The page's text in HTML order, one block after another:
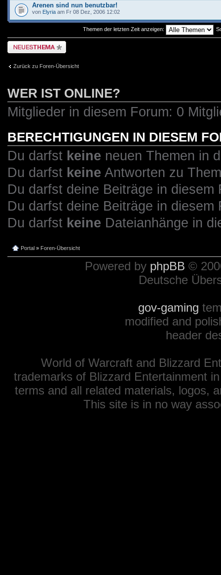
Arenen sind nun benutzbar!
von Elyria am Fr 08 Dez, 2006 12:02
Themen der letzten Zeit anzeigen:
Neues Thema erstellen
Zurück zu Foren-Übersicht
WER IST ONLINE?
Mitglieder in diesem Forum: 0
BERECHTIGUNGEN IN DIESEM
Du darfst keine neuen Themen in
Du darfst keine Antworten zu
Du darfst deine Beiträge in diesem
Du darfst deine Beiträge in diesem
Du darfst keine Dateianhänge in
Portal » Foren-Übersicht
Powered by phpBB ©
Deutsche
gov-gaming
modified and
header
World of Warcraft and Blizzard
trademarks of Blizzard Entertainment
terms and all related materials, logos,
This site is in no way